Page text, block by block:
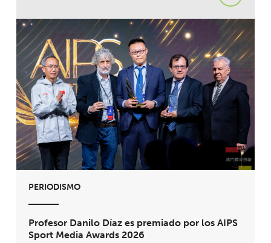
PERIODISMO
Profesor Danilo Díaz es premiado por los AIPS
Sport Media Awards 2026